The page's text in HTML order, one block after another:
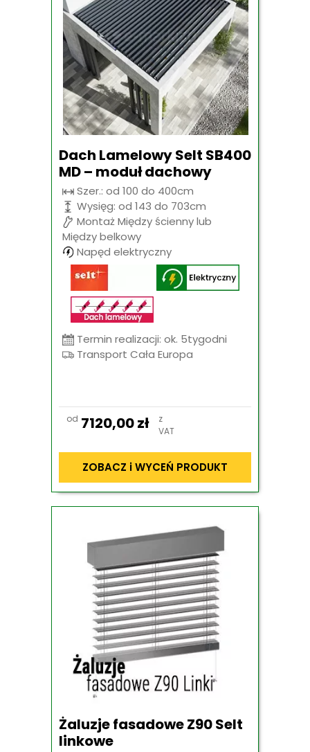
Dach Lamelowy Selt SB400
MD – moduł dachowy
Szer.: od 100 do 400cm
Wysięg: od 143 do 703cm
Montaż Między ścienny lub
Między belkowy
Napęd elektryczny
Termin realizacji: ok. 5tygodni
Transport Cała Europa
od 7120,00zł
z
VAT
ZOBACZ i WYCEŃ PRODUKT
Żaluzje fasadowe Z90 Selt
linkowe